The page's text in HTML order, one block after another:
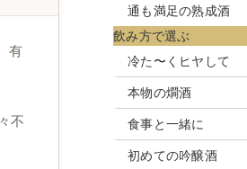
有
不
通も満足の熟成酒
飲み方で選ぶ
冷た〜くヒヤして
本物の燗酒
食事と一緒に
初めての吟醸酒